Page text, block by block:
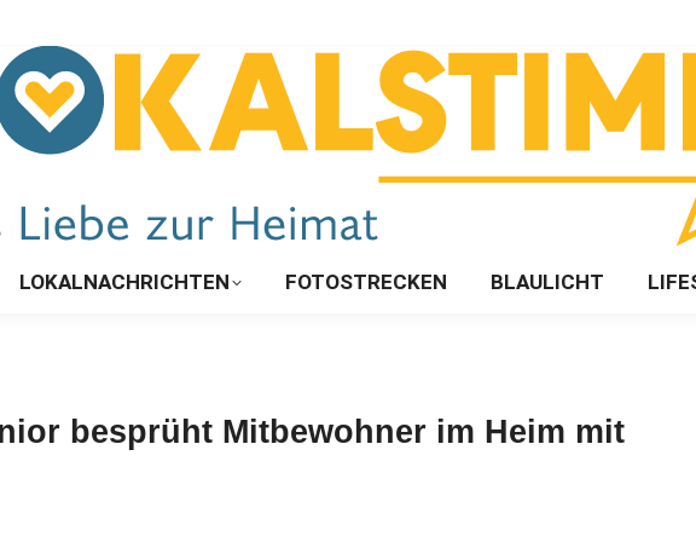
LOKALNACHRICHTEN FOTOSTRECKEN BLAULICHT
besprüht Mitbewohner im Heim mit